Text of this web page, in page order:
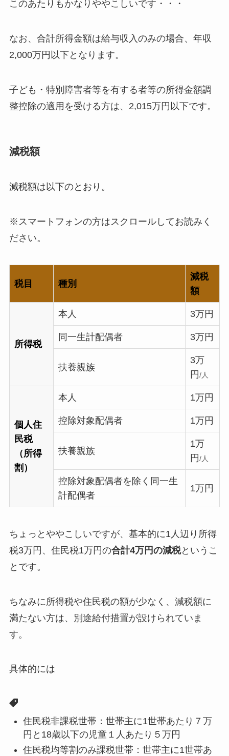
このあたりもかなりややこしいです・・・
なお、合計所得金額は給与収入のみの場合、年収
2,000万円以下となります。
子ども・特別障害者等を有する者等の所得金額調
整控除の適用を受ける方は、2,015万円以下です。
減税額
減税額は以下のとおり。
※スマートフォンの方はスクロールしてお読みく
ださい。
税目 種別
減税
額
所得税
本人 3万円
同一生計配偶者 3万円
扶養親族
3万
円/人
個人住
民税
（所得
割）
本人 1万円
控除対象配偶者 1万円
扶養親族
1万
円/人
控除対象配偶者を除く同一生
計配偶者
1万円
ちょっとややこしいですが、基本的に1人辺り所得
税3万円、住民税1万円の合計4万円の減税というこ
とです。
ちなみに所得税や住民税の額が少なく、減税額に
満たない方は、別途給付措置が設けられていま
す。
具体的には
住民税非課税世帯：世帯主に1世帯あたり７万
円と18歳以下の児童１人あたり５万円
住民税均等割のみ課税世帯：世帯主に1世帯あ